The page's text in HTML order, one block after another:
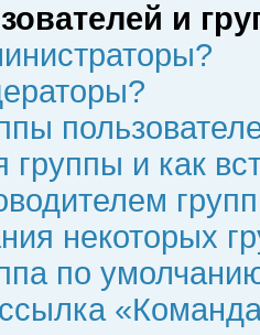
и
группы и как
некоторых
по